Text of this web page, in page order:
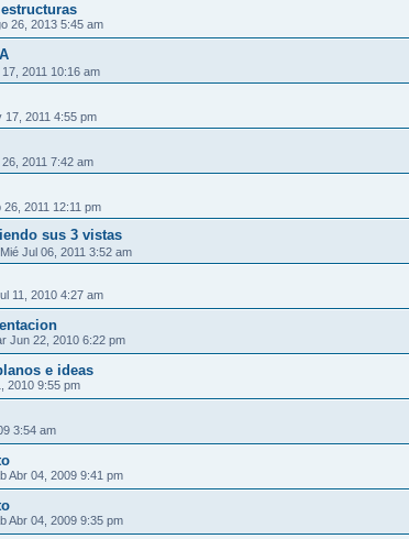
26, 2013 5:45 am
2011 10:16 am
17, 2011 4:55 pm
2011 7:42 am
26, 2011 12:11 pm
sus 3 vistas
Mié Jul 06, 2011 3:52 am
11, 2010 4:27 am
Jun 22, 2010 6:22 pm
e ideas
2010 9:55 pm
3:54 am
Abr 04, 2009 9:41 pm
Abr 04, 2009 9:35 pm